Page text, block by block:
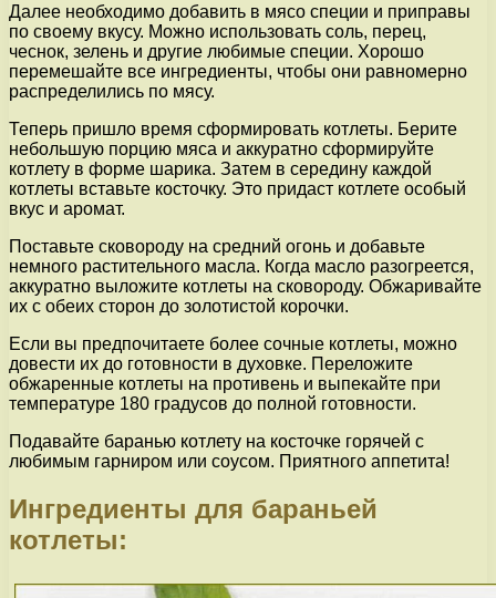
Далее необходимо добавить в мясо специи и приправы
по своему вкусу. Можно использовать соль, перец,
чеснок, зелень и другие любимые специи. Хорошо
перемешайте все ингредиенты, чтобы они равномерно
распределились по мясу.
Теперь пришло время сформировать котлеты. Берите
небольшую порцию мяса и аккуратно сформируйте
котлету в форме шарика. Затем в середину каждой
котлеты вставьте косточку. Это придаст котлете особый
вкус и аромат.
Поставьте сковороду на средний огонь и добавьте
немного растительного масла. Когда масло разогреется,
аккуратно выложите котлеты на сковороду. Обжаривайте
их с обеих сторон до золотистой корочки.
Если вы предпочитаете более сочные котлеты, можно
довести их до готовности в духовке. Переложите
обжаренные котлеты на противень и выпекайте при
температуре 180 градусов до полной готовности.
Подавайте баранью котлету на косточке горячей с
любимым гарниром или соусом. Приятного аппетита!
Ингредиенты для бараньей
котлеты: